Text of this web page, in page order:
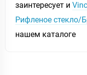
заинтересует и
Рифленое стекло/
нашем каталоге